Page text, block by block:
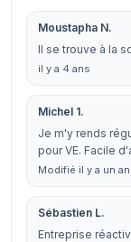
Moustapha N.
Il se trouve à la
il y a 4 ans
Michel 1.
Je m'y rends
pour VE. Facile
Modifié il y a un an
Sébastien L.
Entreprise